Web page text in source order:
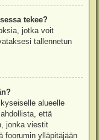
tekee?
jotka voit
tallennetun
alueelle
että
jonka viestit
foorumin ylläpitäjään